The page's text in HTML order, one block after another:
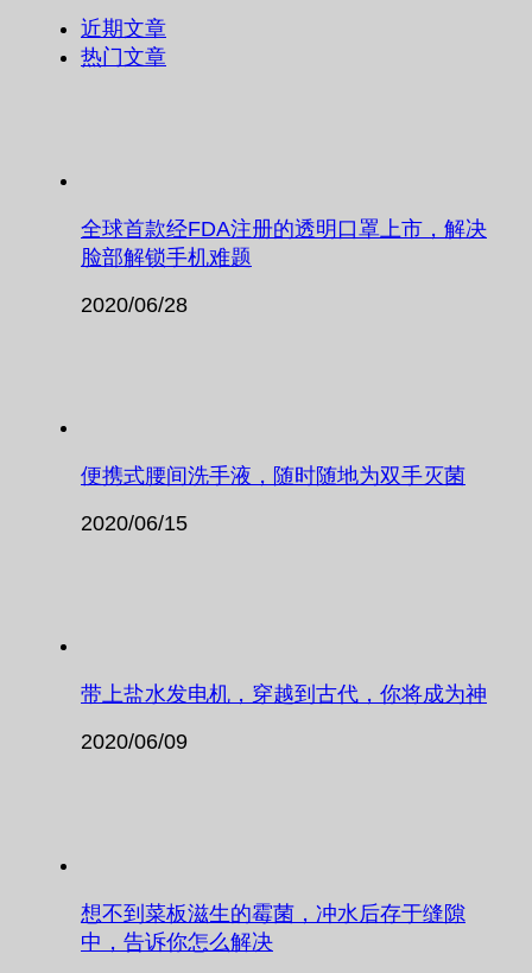
近期文章
热门文章
全球首款经FDA注册的透明口罩上市，解决
脸部解锁手机难题
2020/06/28
便携式腰间洗手液，随时随地为双手灭菌
2020/06/15
带上盐水发电机，穿越到古代，你将成为神
2020/06/09
想不到菜板滋生的霉菌，冲水后存于缝隙
中，告诉你怎么解决